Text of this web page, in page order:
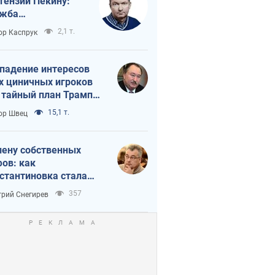
в
России
Каспрук 2,1 т.
интересов
циничных игроков
план Трампа
Швец 15,1 т.
собственных
как
стала
идеологической
для российских
Снегирев 357